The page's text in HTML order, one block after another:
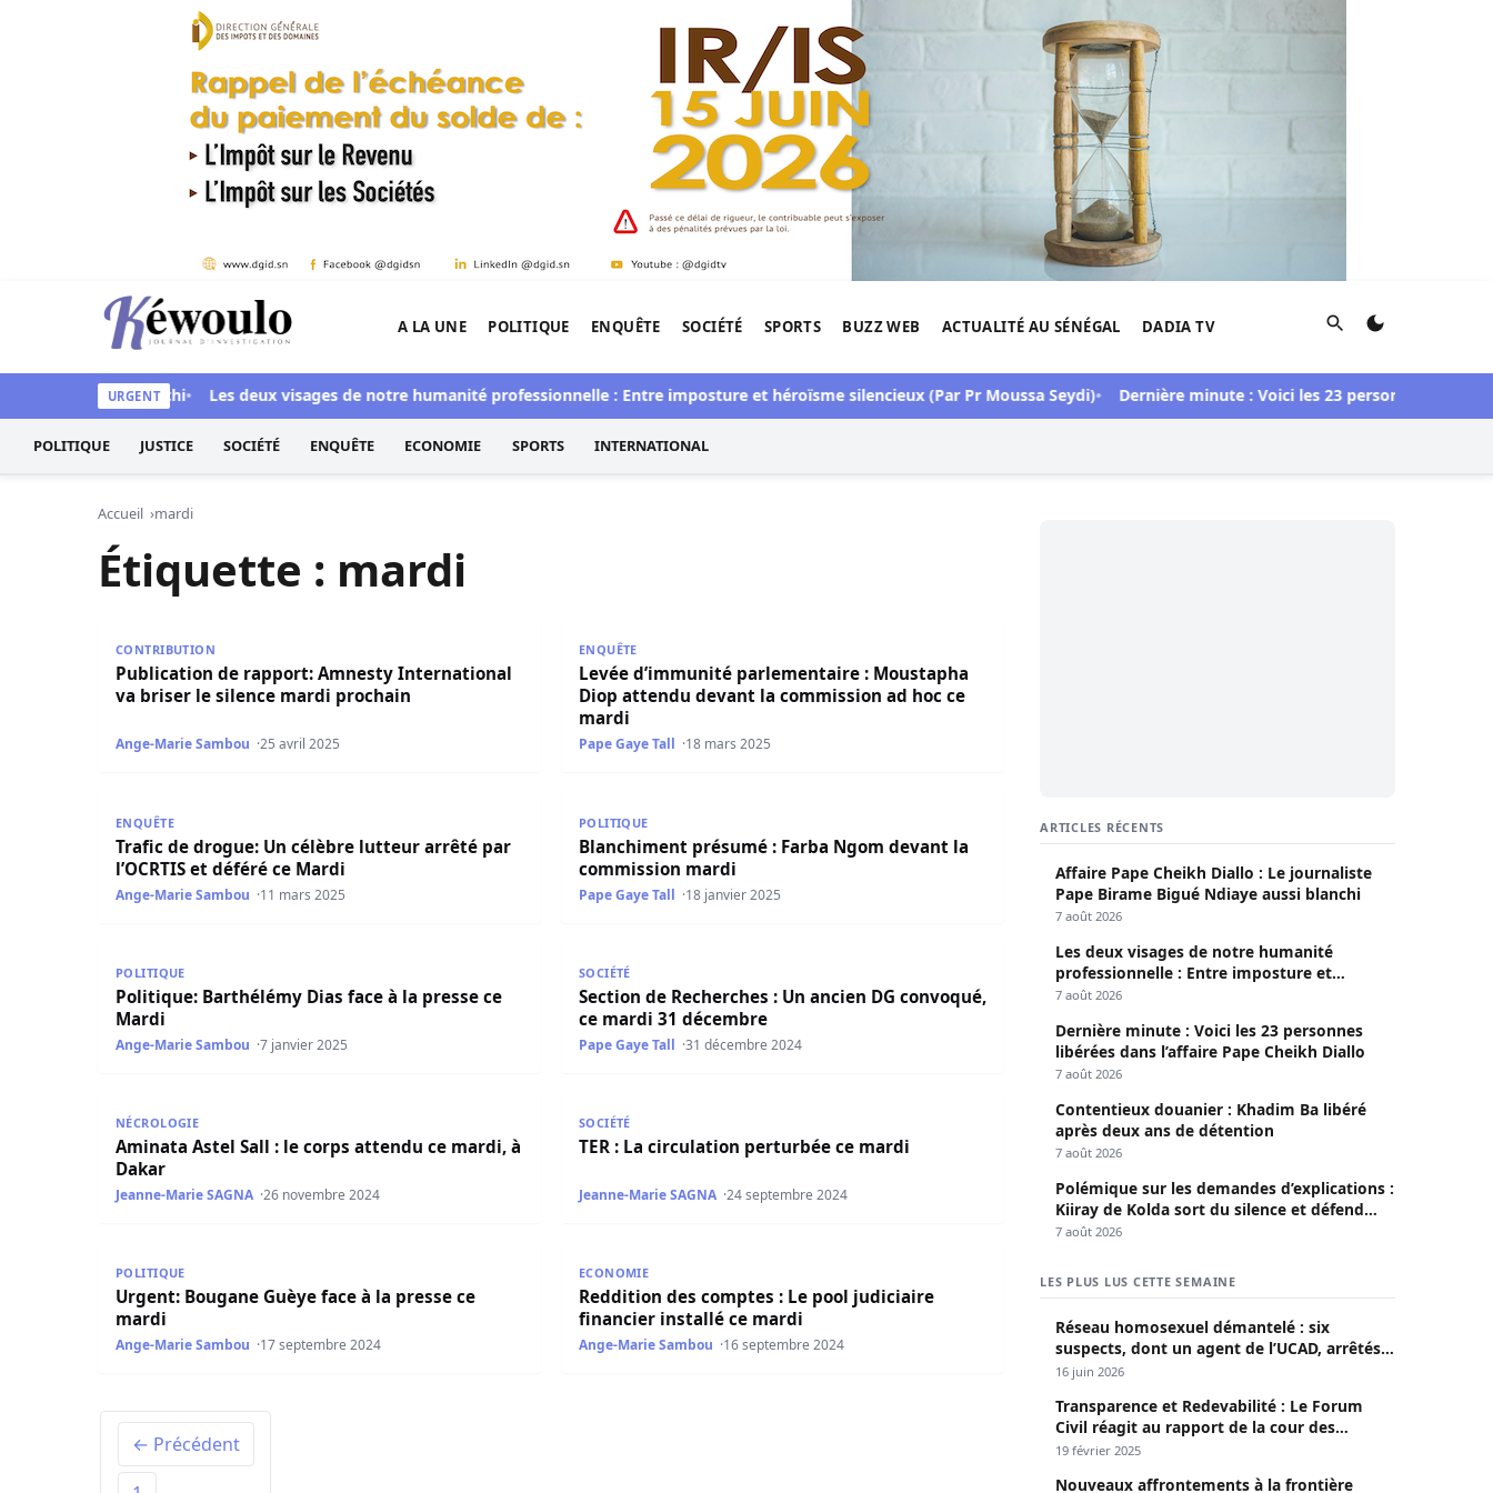
Aller au contenu
Kéwoulo, le premier site d'information et d'investigation de l'Afrique.
A LA UNE POLITIQUE ENQUÊTE SOCIÉTÉ SPORTS BUZZ WEB ACTUALITÉ AU SÉNÉGAL DADIA TV Rechercher
URGENT
aussi blanchi Les deux visages de notre humanité professionnelle : Entre imposture et héroïsme silencieux (Par Pr Moussa Seydi) Dernière minute : Voici les 23 personnes libérées
POLITIQUE JUSTICE SOCIÉTÉ ENQUÊTE ECONOMIE SPORTS INTERNATIONAL
Accueil mardi
Étiquette : mardi
CONTRIBUTION
Publication de rapport: Amnesty International
va briser le silence mardi prochain
Ange-Marie Sambou 25 avril 2025
ENQUÊTE
Levée d’immunité parlementaire : Moustapha
Diop attendu devant la commission ad hoc ce
mardi
Pape Gaye Tall 18 mars 2025
ENQUÊTE
Trafic de drogue: Un célèbre lutteur arrêté par
l’OCRTIS et déféré ce Mardi
Ange-Marie Sambou 11 mars 2025
POLITIQUE
Blanchiment présumé : Farba Ngom devant la
commission mardi
Pape Gaye Tall 18 janvier 2025
POLITIQUE
Politique: Barthélémy Dias face à la presse ce
Mardi
Ange-Marie Sambou 7 janvier 2025
Section de Recherches : Un ancien DG convoqué, ce mardi 31 décembre
SOCIÉTÉ
Section de Recherches : Un ancien DG convoqué,
ce mardi 31 décembre
Pape Gaye Tall 31 décembre 2024
NÉCROLOGIE
Aminata Astel Sall : le corps attendu ce mardi, à
Dakar
Jeanne-Marie SAGNA 26 novembre 2024
SOCIÉTÉ
TER : La circulation perturbée ce mardi
Jeanne-Marie SAGNA 24 septembre 2024
POLITIQUE
Urgent: Bougane Guèye face à la presse ce
mardi
Ange-Marie Sambou 17 septembre 2024
ECONOMIE
Reddition des comptes : Le pool judiciaire
financier installé ce mardi
Ange-Marie Sambou 16 septembre 2024
← Précédent
ARTICLES RÉCENTS
Affaire Pape Cheikh Diallo : Le journaliste
Pape Birame Bigué Ndiaye aussi blanchi
7 août 2026
Les deux visages de notre humanité
professionnelle : Entre imposture et
héroïsme silencieux (Par Pr Moussa Seydi)
7 août 2026
Dernière minute : Voici les 23 personnes
libérées dans l’affaire Pape Cheikh Diallo
7 août 2026
Contentieux douanier : Khadim Ba libéré
après deux ans de détention
7 août 2026
Polémique sur les demandes d’explications :
Kiiray de Kolda sort du silence et défend
Mamadou Lamine Dianté
7 août 2026
LES PLUS LUS CETTE SEMAINE
Réseau homosexuel démantelé : six
suspects, dont un agent de l’UCAD, arrêtés à
Keur Massar ; l’un avoue avoir propagé le
16 juin 2026
Transparence et Redevabilité : Le Forum
Civil réagit au rapport de la cour des
comptes
19 février 2025
Nouveaux affrontements à la frontière